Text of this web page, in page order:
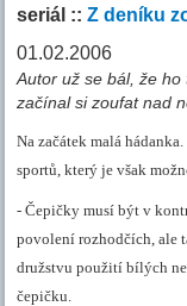
seriál ::Z deníku
01.02.2006
Autor už se bál, že
začínal si zoufat nad
Na začátek malá
sportů, který je však
- Čepičky musí být v
povolení rozhodčích, ale
družstvu použití bílých
čepičku.